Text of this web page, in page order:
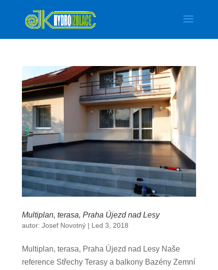
Multiplan, terasa, Praha Újezd nad Lesy
autor: Josef Novotný| Led 3, 2018
Multiplan, terasa, Praha Újezd nad Lesy Naše
reference Střechy Terasy a balkony Bazény Zemní